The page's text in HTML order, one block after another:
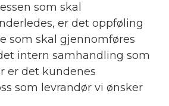
som skal
er det oppføling
som skal gjennomføres
intern samhandling som
er det kundenes
som levrandør vi ønsker